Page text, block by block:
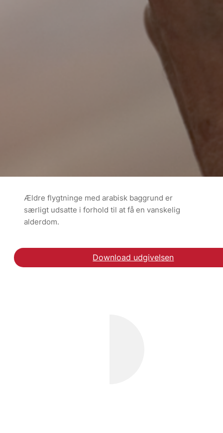
Ældre flygtninge med arabisk baggrund er
særligt udsatte i forhold til at få en vanskelig
alderdom.
Download udgivelsen
Læs indlægget på